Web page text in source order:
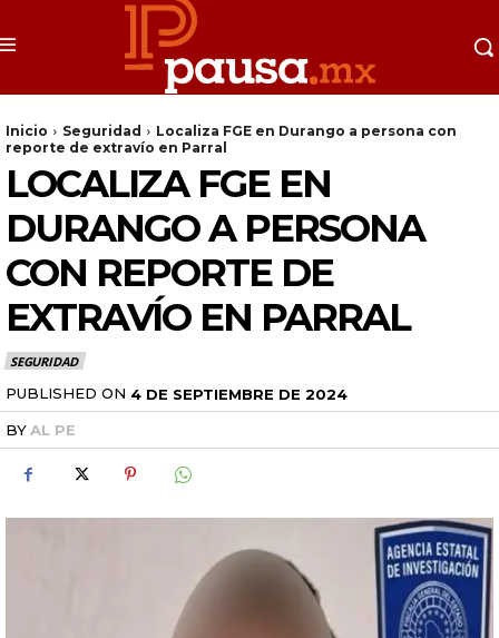
Inicio Seguridad
Localiza FGE en Durango a persona con
reporte de extravío en Parral
LOCALIZA FGE EN
DURANGO A PERSONA
CON REPORTE DE
EXTRAVÍO EN PARRAL
SEGURIDAD
PUBLISHED ON 4 DE SEPTIEMBRE DE 2024
BYAL PE